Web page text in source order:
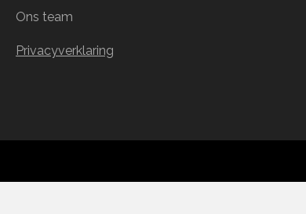
Ons team
Privacyverklaring